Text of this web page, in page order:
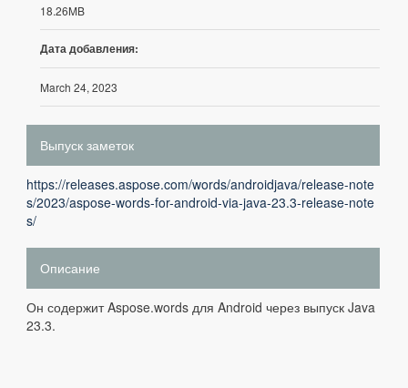
18.26MB
Дата добавления:
March 24, 2023
Выпуск заметок
https://releases.aspose.com/words/androidjava/release-note
s/2023/aspose-words-for-android-via-java-23.3-release-note
s/
Описание
Он содержит Aspose.words для Android через выпуск Java
23.3.